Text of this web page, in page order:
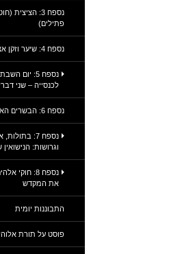
נספח 3: הציצית
פתילים)
נספח 4: שיער וזקן אצל המאמין
נספח 5: יום
לכנסייה – שני
נספח 6: הבשרים האסורים לנוצרים
נספח 7:
וגרושות:
נספח 8: חוקי
את המקדש
התבוננות יומית
פוסט על תורת